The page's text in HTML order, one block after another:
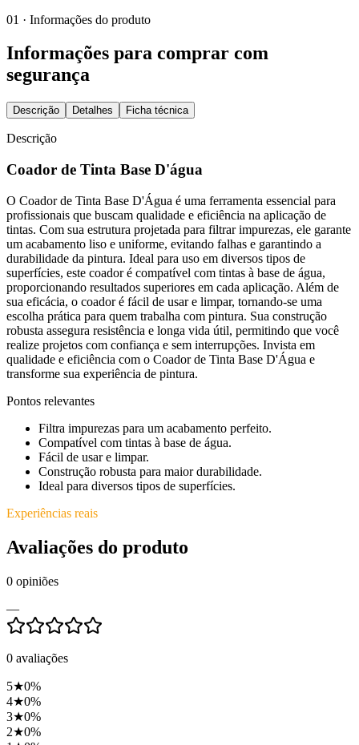
01 · Informações do produto
Informações para comprar com
segurança
Descrição Detalhes Ficha técnica
Descrição
Coador de Tinta Base D'água
O Coador de Tinta Base D'Água é uma ferramenta essencial para
profissionais que buscam qualidade e eficiência na aplicação de
tintas. Com sua estrutura projetada para filtrar impurezas, ele garante
um acabamento liso e uniforme, evitando falhas e garantindo a
durabilidade da pintura. Ideal para uso em diversos tipos de
superfícies, este coador é compatível com tintas à base de água,
proporcionando resultados superiores em cada aplicação. Além de
sua eficácia, o coador é fácil de usar e limpar, tornando-se uma
escolha prática para quem trabalha com pintura. Sua construção
robusta assegura resistência e longa vida útil, permitindo que você
realize projetos com confiança e sem interrupções. Invista em
qualidade e eficiência com o Coador de Tinta Base D'Água e
transforme sua experiência de pintura.
Pontos relevantes
Filtra impurezas para um acabamento perfeito.
Compatível com tintas à base de água.
Fácil de usar e limpar.
Construção robusta para maior durabilidade.
Ideal para diversos tipos de superfícies.
Experiências reais
Avaliações do produto
0 opiniões
—
0 avaliações
5★0%
4★0%
3★0%
2★0%